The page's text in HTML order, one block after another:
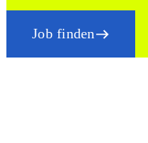
Job finden